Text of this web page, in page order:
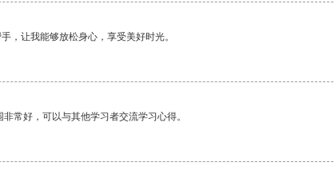
，让我能够放松身心，享受美好时光。
常好，可以与其他学习者交流学习心得。